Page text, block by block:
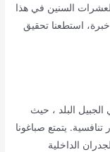
السنين في هذا
استطعنا تحقيق
البلد ، حيث
يتمتع صباغونا
الداخلية